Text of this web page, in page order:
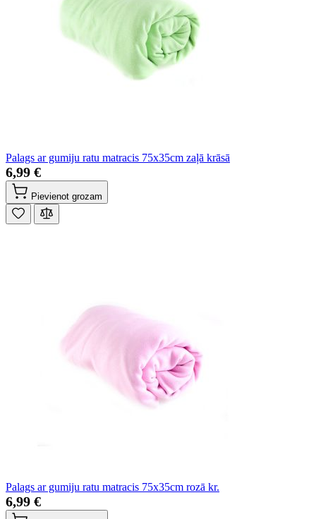
Palags ar gumiju ratu matracis 75x35cm zaļā krāsā
6,99 €
Pievienot grozam
Palags ar gumiju ratu matracis 75x35cm rozā kr.
6,99 €